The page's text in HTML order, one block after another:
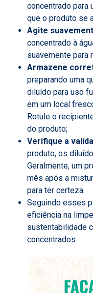
concentrado para
que o produto se
Agite
concentrado à
suavemente para
Armazene
preparando uma
diluído para uso
em um local
Rotule o
do produto;
Verifique a
produto, os
Geralmente, um
mês após a
para ter certeza.
Seguindo esses
eficiência na
sustentabilidade
concentrados.